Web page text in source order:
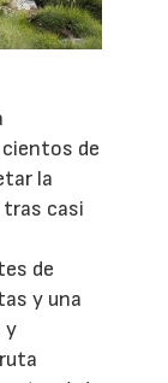
de
la
tras casi
de
y una
y